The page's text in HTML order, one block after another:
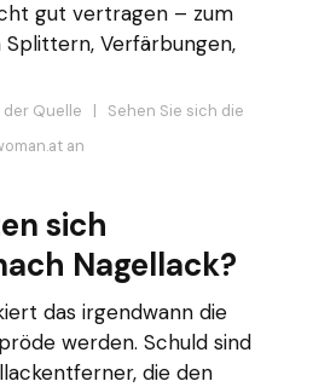
gut vertragen – zum
Splittern, Verfärbungen,
Quelle | Sehen Sie sich die
an
sich
Nagellack?
das irgendwann die
werden. Schuld sind
die den